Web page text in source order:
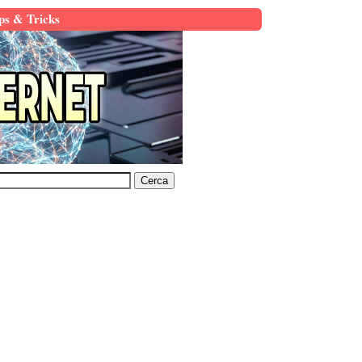
& Tricks